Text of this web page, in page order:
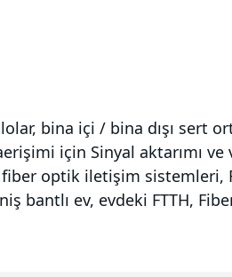
bina içi / bina dışı sert
için Sinyal aktarımı
fiber optik iletişim
bantlı ev, evdeki FTTH,